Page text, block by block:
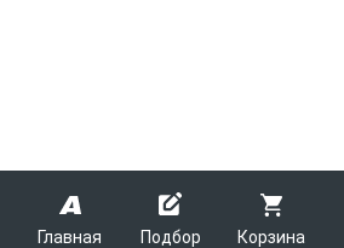
Главная Подбор Корзина